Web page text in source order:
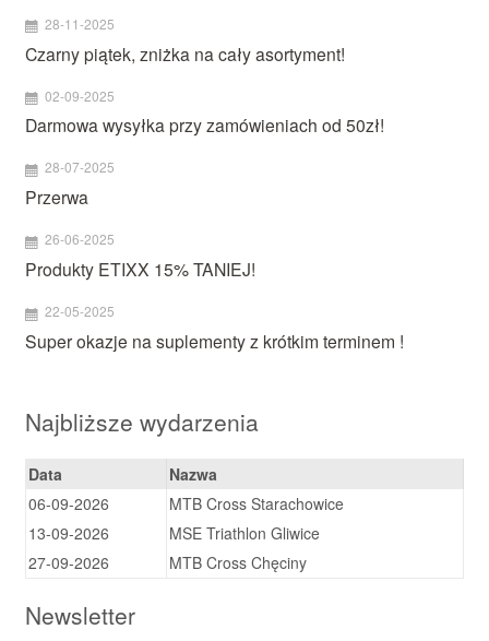
28-11-2025
Czarny piątek, zniżka na cały asortyment!
02-09-2025
Darmowa wysyłka przy zamówieniach od 50zł!
28-07-2025
Przerwa
26-06-2025
Produkty ETIXX 15% TANIEJ!
22-05-2025
Super okazje na suplementy z krótkim terminem !
Najbliższe wydarzenia
Data
Nazwa
06-09-2026
MTB Cross Starachowice
13-09-2026
MSE Triathlon Gliwice
27-09-2026
MTB Cross Chęciny
Newsletter